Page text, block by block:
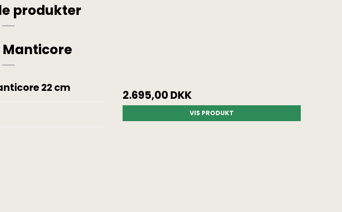
produkter
22 cm
2.695,00 DKK
VIS PRODUKT